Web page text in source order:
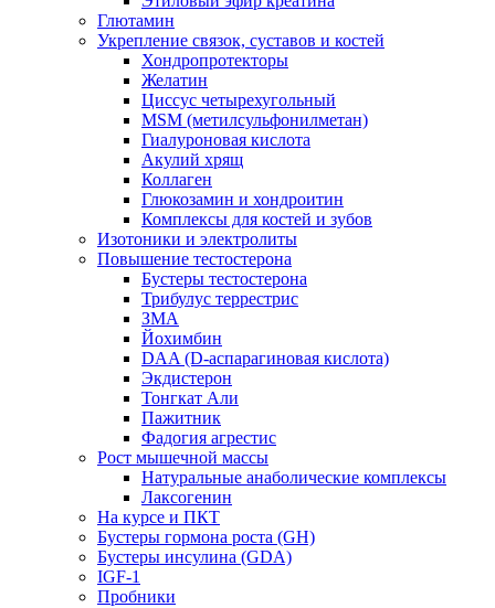
Глютамин
Укрепление связок, суставов и костей
Хондропротекторы
Желатин
Циссус четырехугольный
MSM (метилсульфонилметан)
Гиалуроновая кислота
Акулий хрящ
Коллаген
Глюкозамин и хондроитин
Комплексы для костей и зубов
Изотоники и электролиты
Повышение тестостерона
Бустеры тестостерона
Трибулус террестрис
ЗМА
Йохимбин
DAA (D-аспарагиновая кислота)
Экдистерон
Тонгкат Али
Пажитник
Фадогия агрестис
Рост мышечной массы
Натуральные анаболические комплексы
Лаксогенин
На курсе и ПКТ
Бустеры гормона роста (GH)
Бустеры инсулина (GDA)
IGF-1
Пробники